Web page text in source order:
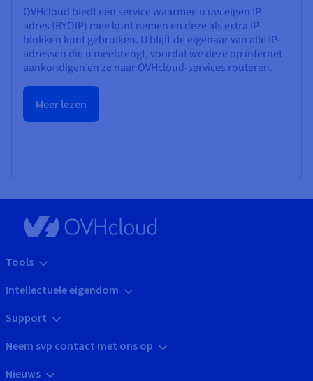
OVHcloud biedt een service waarmee u uw eigen IP-
adres (BYOIP) mee kunt nemen en deze als extra IP-
blokken kunt gebruiken. U blijft de eigenaar van alle IP-
adressen die u meebrengt, voordat we deze op internet
aankondigen en ze naar OVHcloud-services routeren.
Meer lezen
Tools
Intellectuele eigendom
Support
Neem svp contact met ons op
Nieuws